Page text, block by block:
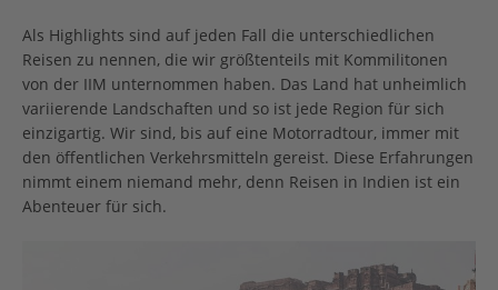
Als Highlights sind auf jeden Fall die unterschiedlichen
Reisen zu nennen, die wir größtenteils mit Kommilitonen
von der IIM unternommen haben. Das Land hat unheimlich
variierende Landschaften und so ist jede Region für sich
einzigartig. Wir sind, bis auf eine Motorradtour, immer mit
den öffentlichen Verkehrsmitteln gereist. Diese Erfahrungen
nimmt einem niemand mehr, denn Reisen in Indien ist ein
Abenteuer für sich.